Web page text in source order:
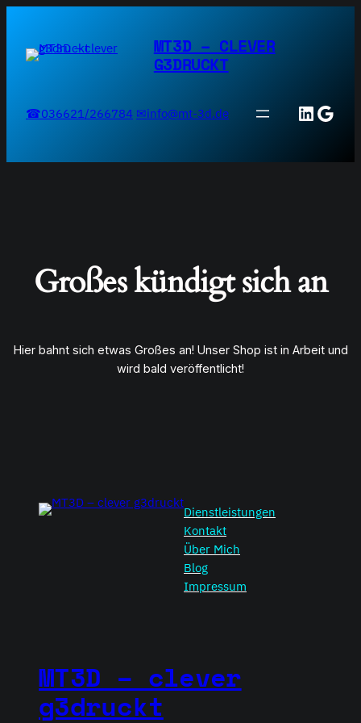
MT3D – CLEVER
G3DRUCKT
☎036621/266784 ✉info@mt-3d.de
Großes kündigt sich an
Hier bahnt sich etwas Großes an! Unser Shop ist in Arbeit und
wird bald veröffentlicht!
Dienstleistungen
Kontakt
Über Mich
Blog
Impressum
MT3D – clever
g3druckt